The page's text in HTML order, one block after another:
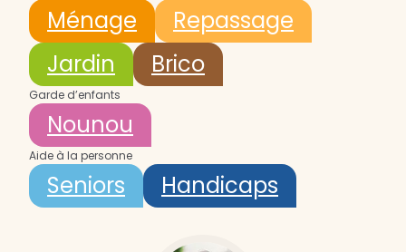
Ménage
Repassage
Jardin
Brico
Garde d’enfants
Nounou
Aide à la personne
Seniors Handicaps